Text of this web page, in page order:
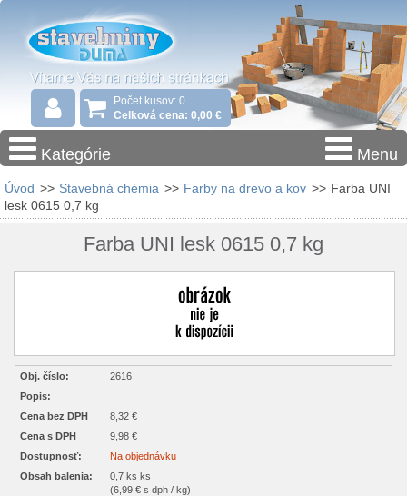
Počet kusov: 0
Celková cena: 0,00 €
Kategórie Menu
Úvod >> Stavebná chémia >> Farby na drevo a kov >> Farba UNI
lesk 0615 0,7 kg
Farba UNI lesk 0615 0,7 kg
Obj. číslo:
2616
Popis:
Cena bez DPH
8,32 €
Cena s DPH
9,98 €
Dostupnosť:
Na objednávku
Obsah balenia:
0,7 ks ks
(6,99 € s dph / kg)